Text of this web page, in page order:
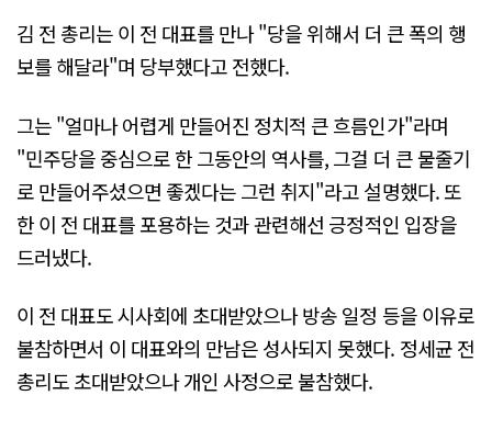
김 전 총리는 이 전 대표를 만나 "당을 위해서 더 큰 폭의 행
보를 해달라"며 당부했다고 전했다.
그는 "얼마나 어렵게 만들어진 정치적 큰 흐름인가"라며
"민주당을 중심으로 한 그동안의 역사를, 그걸 더 큰 물줄기
로 만들어주셨으면 좋겠다는 그런 취지"라고 설명했다. 또
한 이 전 대표를 포용하는 것과 관련해선 긍정적인 입장을
드러냈다.
이 전 대표도 시사회에 초대받았으나 방송 일정 등을 이유로
불참하면서 이 대표와의 만남은 성사되지 못했다. 정세균 전
총리도 초대받았으나 개인 사정으로 불참했다.